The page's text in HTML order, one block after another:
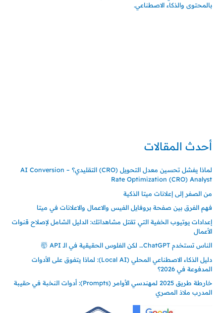
بالمحتوى والذكاء الاصطناعي.
أحدث المقالات
لماذا يفشل تحسين معدل التحويل (CRO) التقليدي؟ – AI Conversion
Rate Optimization (CRO) Analyst
من الصفر إلى إعلانات ميتا الذكية
فهم الفرق بين صفحة بروفايل الفيس والاعمال والاعلانات في ميتا
إعدادات يوتيوب الخفية التي تقتل مشاهداتك: الدليل الشامل لإصلاح قنوات
الأعمال
الناس تستخدم ChatGPT… لكن الفلوس الحقيقية في الـ API 🤯
دليل الذكاء الاصطناعي المحلي (Local AI): لماذا يتفوق على الأدوات
المدفوعة في 2026؟
خارطة طريق 2025 لمهندسي الأوامر (Prompts): أدوات النخبة في حقيبة
المدرب ملاذ المصري